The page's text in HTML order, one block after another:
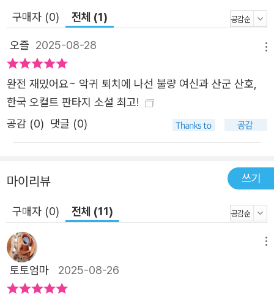
선다. 배트 끝이 여자의 심장을 관통했다. “달은…… 언젠간
이지러진다. 그리고 곧 그때가 오겠지. 영원한 어둠의 시간
이.” 여자의 입에서 저주의 말이 흘러나왔다. 그러나 보름은
눈썹 하나 까닥하지 않았다. “그런 말은 너무 많이 들어서 말
이야. 이젠 무섭지도 않아.” 배트에 그려진 달 그림이 은색으
로 물들며 환하게 빛났다. _본문 중에서 『불량 여신: 어둠을
쫓는 달』은 전 세계를 사로잡은 K-오컬트 판타지의 완성형
이다. 작품은 한국과 일본을 배경으로 월신과 산군, 무당 그
사투를 속도감 있게 그리고 있다. 작가는 시공간을 초월한
한편, 뒤틀린 욕망과 집착이 어디까지 갈 수 있는지를 거침
없이 보여줌으로써 한층 더 넓어진 박에스더만의 K-오컬트
판타지 세계관 속으로 독자들을 초대한다. 네오픽션 ‘ON 시
리즈’는 호러, 미스터리, 판타지, SF 등 ‘읽는 즐거움’으로 가
득한 다채로운 소설을 소개합니다. 허구 속 재미를 추구할
구매자 (0) 전체 (1)
오즐 2025-08-28
완전 재밌어요~ 악귀 퇴치에 나선 불량 여신과 산군 산호,
한국 오컬트 판타지 소설 최고!
공감 (0) 댓글 (0)
마이리뷰 쓰기
구매자 (0) 전체 (11)
토토엄마 2025-08-26